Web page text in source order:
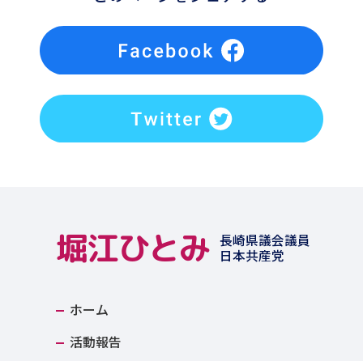
堀江ひとみ
長崎県議会議員
日本共産党
ホーム
活動報告